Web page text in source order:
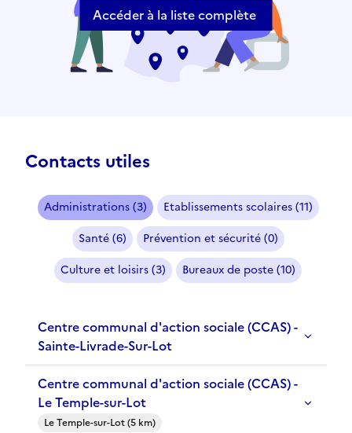
Accéder à la liste complète
Contacts utiles
Administrations (3)
Etablissements scolaires (11)
Santé (6)
Prévention et sécurité (0)
Culture et loisirs (3)
Bureaux de poste (10)
Centre communal d'action sociale (CCAS) -
Sainte-Livrade-Sur-Lot
Centre communal d'action sociale (CCAS) -
Le Temple-sur-Lot
Le Temple-sur-Lot (5 km)